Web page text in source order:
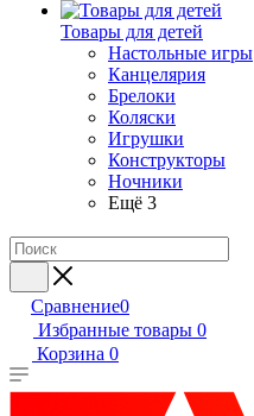
Товары для детей
Настольные игры
Канцелярия
Брелоки
Коляски
Игрушки
Конструкторы
Ночники
Ещё 3
Сравнение0
Избранные товары 0
Корзина 0